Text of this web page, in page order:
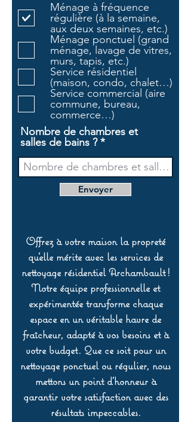
g
a
t
o
i
r
e
Ménage à fréquence
régulière (à la semaine,
aux deux semaines, etc.)
Ménage ponctuel (grand
ménage, lavage de vitres,
murs, tapis, etc.)
Service résidentiel
(maison, condo, chalet…)
Service commercial (aire
commune, bureau,
commerce…)
Nombre de chambres et
salles de bains ?
Envoyer
Offrez à votre maison la propreté
qu’elle mérite avec les services de
nettoyage résidentiel Archambault !
Notre équipe professionnelle et
expérimentée transforme chaque
espace en un véritable havre de
fraîcheur, adapté à vos besoins et à
votre budget. Que ce soit pour un
nettoyage ponctuel ou régulier, nous
mettons un point d’honneur à
garantir votre satisfaction avec des
résultats impeccables.